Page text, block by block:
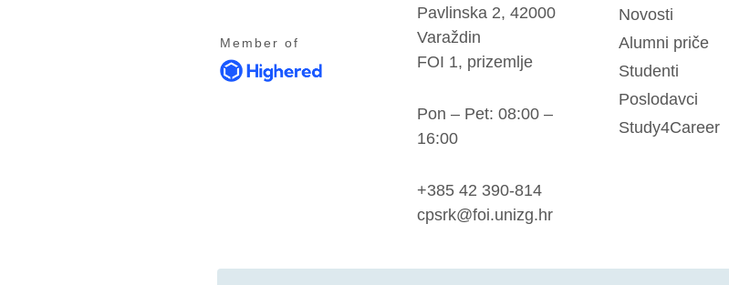
Member of
Pavlinska 2, 42000
Varaždin
FOI 1, prizemlje
Pon – Pet: 08:00 –
16:00
+385 42 390-814
cpsrk@foi.unizg.hr
Novosti
Alumni priče
Studenti
Poslodavci
Study4Career